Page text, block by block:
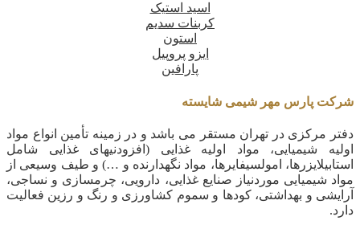
اسید استیک
کربنات سدیم
استون
ایزو پروپیل
پارافین
شرکت پارس مهر شیمی شایسته
دفتر مرکزی در تهران مستقر می باشد و در زمینه تأمین انواع مواد
اولیه شیمیایی، مواد اولیه غذایی (افزودنیهای غذایی شامل
استابیلایزرها، امولسیفایرها، مواد نگهدارنده و …) و طیف وسیعی از
مواد شیمیایی موردنیاز صنایع غذایی، دارویی، چرمسازی و نساجی،
آرایشی و بهداشتی، کودها و سموم کشاورزی و رنگ و رزین فعالیت
دارد.